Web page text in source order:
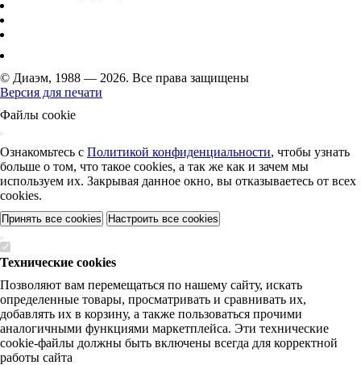
© Диаэм, 1988 — 2026. Все права защищены
Версия для печати
Файлы cookie
Ознакомьтесь с Политикой конфиденциальности, чтобы узнать
больше о том, что такое cookies, а так же как и зачем мы
используем их. Закрывая данное окно, вы отказываетесь от всех
cookies.
Принять все cookies Настроить все cookies
Технические cookies
Позволяют вам перемещаться по нашему сайту, искать
определенные товары, просматривать и сравнивать их,
добавлять их в корзину, а также пользоваться прочими
аналогичными функциями маркетплейса. Эти технические
cookie-файлы должны быть включены всегда для корректной
работы сайта